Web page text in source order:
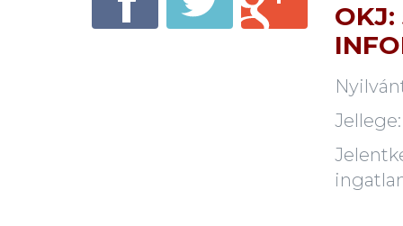
OKJ: